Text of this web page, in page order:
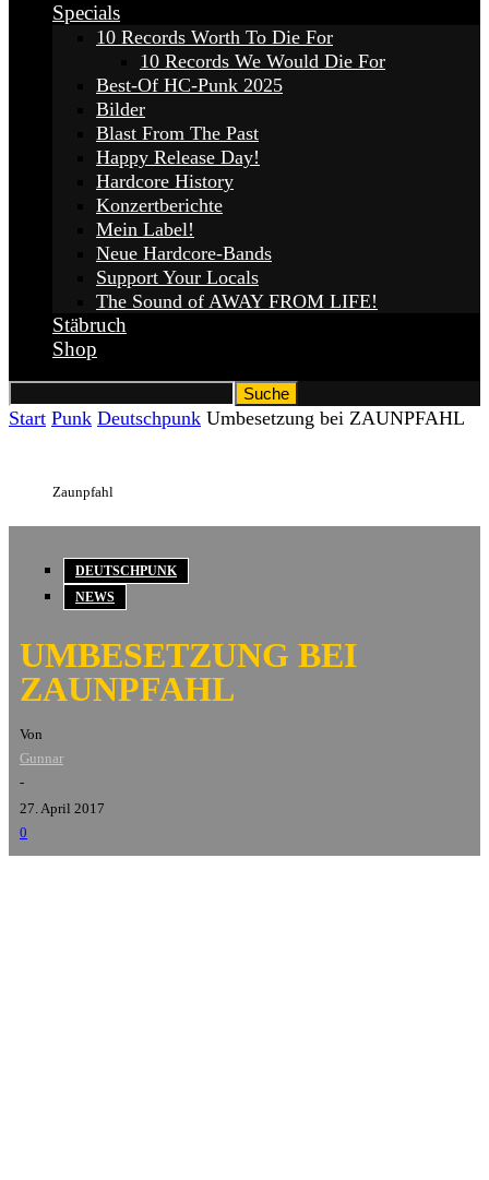
Specials
10 Records Worth To Die For
10 Records We Would Die For
Best-Of HC-Punk 2025
Bilder
Blast From The Past
Happy Release Day!
Hardcore History
Konzertberichte
Mein Label!
Neue Hardcore-Bands
Support Your Locals
The Sound of AWAY FROM LIFE!
Stäbruch
Shop
Start Punk Deutschpunk Umbesetzung bei ZAUNPFAHL
Zaunpfahl
DEUTSCHPUNK
NEWS
UMBESETZUNG BEI
ZAUNPFAHL
Von
Gunnar
-
27. April 2017
0